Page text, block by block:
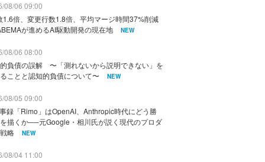
08/06 09:00
1.6倍、変更行数1.8倍、平均マージ時間37%削減
が進めるAI駆動開発の現在地
NEW
08/06 08:00
負債の誤解 〜「測れないから説明できない」を
ことと認知的負債について〜
NEW
08/05 09:00
録「Rimo」はOpenAI、Anthropic時代にどう勝
描くか──元Google・相川氏が説く現代のプロダ
略
NEW
08/04 11:00